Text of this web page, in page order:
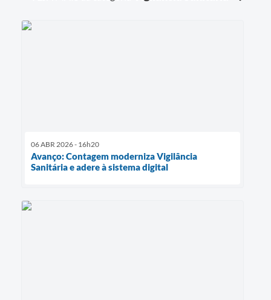
06 ABR 2026 - 16h20
Avanço: Contagem moderniza Vigilância
Sanitária e adere à sistema digital